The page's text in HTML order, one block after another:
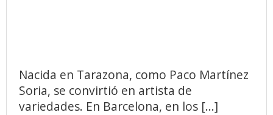
Nacida en Tarazona, como Paco Martínez
Soria, se convirtió en artista de
variedades. En Barcelona, en los [...]